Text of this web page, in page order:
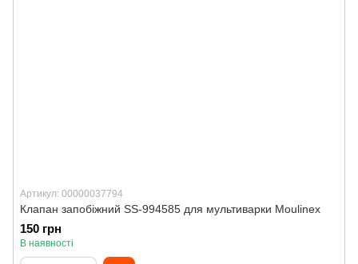
Артикул: 00000037794
Клапан запобіжний SS-994585 для мультиварки Moulinex
150 грн
В наявності